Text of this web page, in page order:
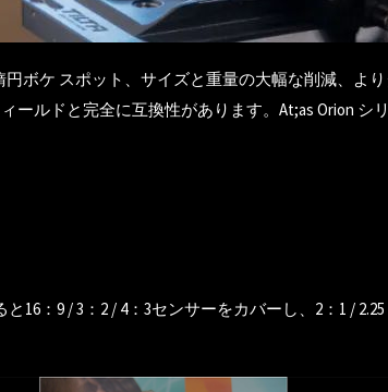
ボケ スポット、サイズと重量の大幅な削減、よ
ールドと完全に互換性があります。At;as Orion
16：9 / 3：2 / 4：3センサーをカバーし、2：1 /